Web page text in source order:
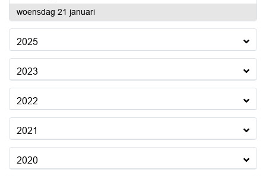
woensdag 21 januari2026
2025
2023
2022
2021
2020